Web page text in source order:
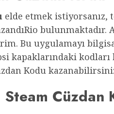
elde etmek
bulunmaktadır.
Bu uygulamayı
kapaklarındaki
Kodu
Steam Cüzdan